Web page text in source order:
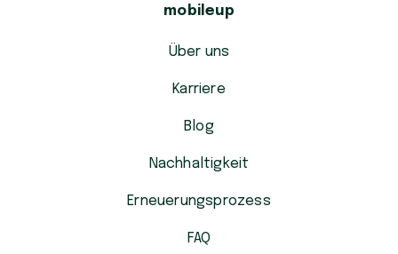
mobileup
Über uns
Karriere
Blog
Nachhaltigkeit
Erneuerungsprozess
FAQ